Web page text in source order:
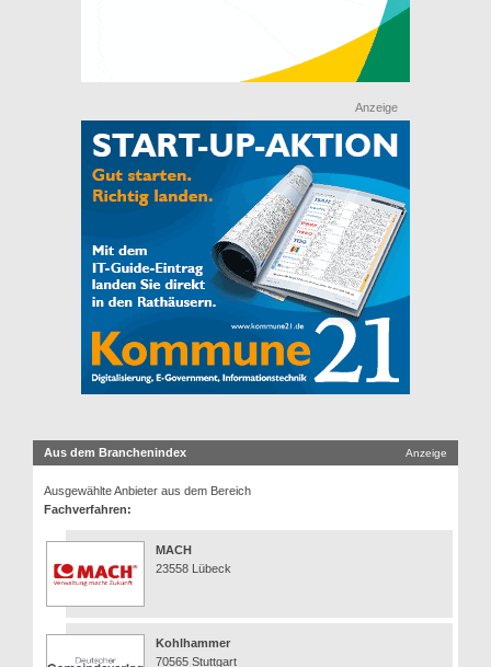
Anzeige
Aus dem Branchenindex Anzeige
Ausgewählte Anbieter aus dem Bereich
Fachverfahren:
MACH
23558 Lübeck
Kohlhammer
70565 Stuttgart